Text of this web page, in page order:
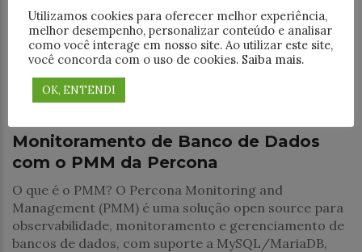
Monitoramento TI
Monitoramento de Banco de Dados
com o PMM da Percona
O que é o PMM? O Percona Monitoring and
Management (PMM) é uma solução open source para
observabilidade, monitoramento e gerenciamento de
bancos de dados, com suporte a MySQL/MariaDB,
Utilizamos cookies para oferecer melhor experiência,
melhor desempenho, personalizar conteúdo e analisar
como você interage em nosso site. Ao utilizar este site,
você concorda com o uso de cookies. Saiba mais.
OK, ENTENDI